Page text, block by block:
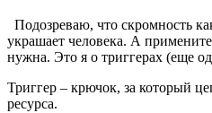
Подозреваю, что скромность
украшает человека. А
нужна. Это я о триггерах (еще
Триггер – крючок, за который
ресурса.